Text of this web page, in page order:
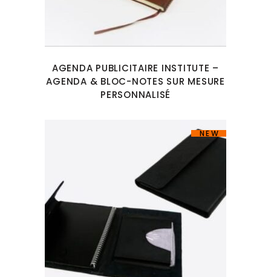
AGENDA PUBLICITAIRE INSTITUTE –
AGENDA & BLOC-NOTES SUR MESURE
PERSONNALISÉ
NEW